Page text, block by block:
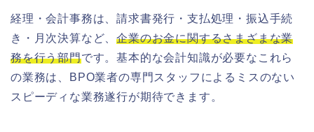
経理・会計事務は、請求書発行・支払処理・振込手続
き・月次決算など、企業のお金に関するさまざまな業
務を行う部門です。基本的な会計知識が必要なこれら
の業務は、BPO業者の専門スタッフによるミスのない
スピーディな業務遂行が期待できます。